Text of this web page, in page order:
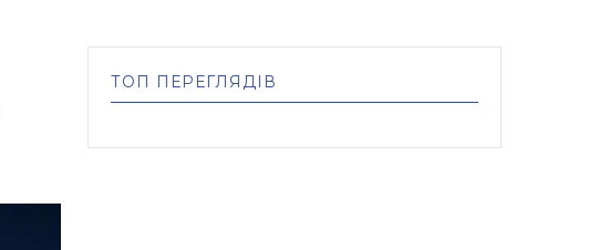
ТОП ПЕРЕГЛЯДІВ